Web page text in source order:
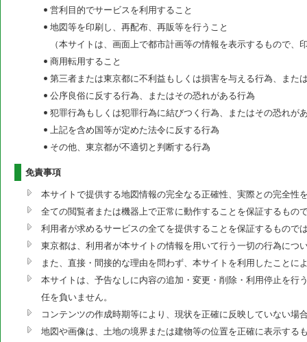
営利目的でサービスを利用すること
地図等を印刷し、再配布、再販等を行うこと
（本サイトは、画面上で都市計画等の情報を表示するもので、
商用転用すること
第三者または東京都に不利益もしくは損害を与える行為、また
公序良俗に反する行為、またはその恐れがある行為
犯罪行為もしくは犯罪行為に結びつく行為、またはその恐れが
上記を含め国等が定めた法令に反する行為
その他、東京都が不適切と判断する行為
免責事項
本サイトで提供する地図情報の完全なる正確性、実際との完全性
全ての閲覧者または機器上で正常に動作することを保証するもの
利用者が求めるサービスの全てを提供することを保証するもので
東京都は、利用者が本サイトの情報を用いて行う一切の行為につ
また、直接・間接的な理由を問わず、本サイトを利用したこと
本サイトは、予告なしに内容の追加・変更・削除・利用停止を
任を負いません。
コンテンツの作成時期等により、現状を正確に反映していない場
地図や画像は、土地の境界または建物等の位置を正確に表示す